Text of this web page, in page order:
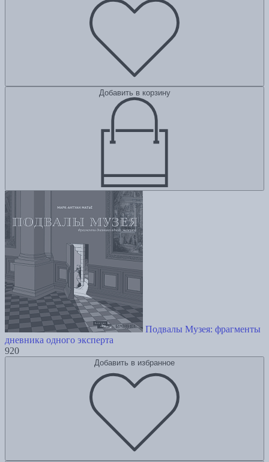
Добавить в корзину
Подвалы Музея: фрагменты
дневника одного эксперта
920
Добавить в избранное